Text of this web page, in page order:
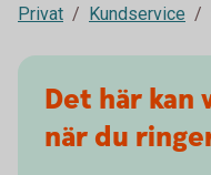
Privat Kundservice
Det här kan
när du